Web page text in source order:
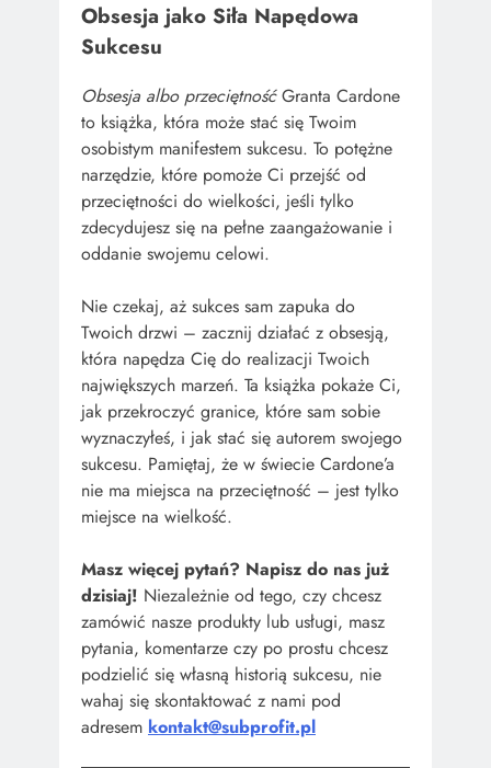
Obsesja jako Siła Napędowa
Sukcesu
Obsesja albo przeciętnośćGranta Cardone
to książka, która może stać się Twoim
osobistym manifestem sukcesu. To potężne
narzędzie, które pomoże Ci przejść od
przeciętności do wielkości, jeśli tylko
zdecydujesz się na pełne zaangażowanie i
oddanie swojemu celowi.
Nie czekaj, aż sukces sam zapuka do
Twoich drzwi – zacznij działać z obsesją,
która napędza Cię do realizacji Twoich
największych marzeń. Ta książka pokaże Ci,
jak przekroczyć granice, które sam sobie
wyznaczyłeś, i jak stać się autorem swojego
sukcesu. Pamiętaj, że w świecie Cardone’a
nie ma miejsca na przeciętność – jest tylko
miejsce na wielkość.
Masz więcej pytań? Napisz do nas już
dzisiaj! Niezależnie od tego, czy chcesz
zamówić nasze produkty lub usługi, masz
pytania, komentarze czy po prostu chcesz
podzielić się własną historią sukcesu, nie
wahaj się skontaktować z nami pod
adresem kontakt@subprofit.pl